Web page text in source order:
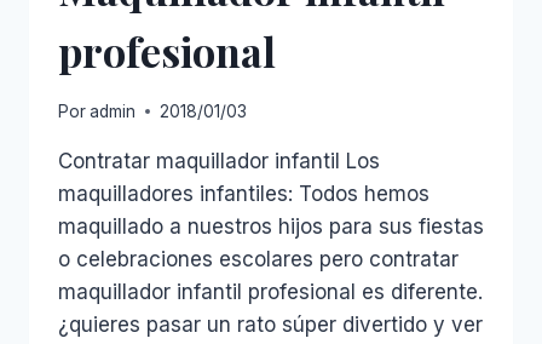
profesional
Poradmin 2018/01/03
Contratar maquillador infantil Los
maquilladores infantiles: Todos hemos
maquillado a nuestros hijos para sus fiestas
o celebraciones escolares pero contratar
maquillador infantil profesional es diferente.
¿quieres pasar un rato súper divertido y ver